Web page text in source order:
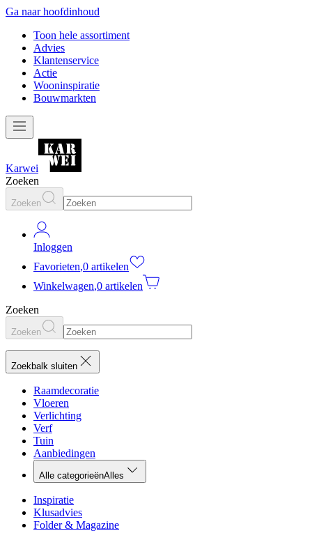
Ga naar hoofdinhoud
Toon hele assortiment
Advies
Klantenservice
Actie
Wooninspiratie
Bouwmarkten
Karwei
Zoeken
Zoeken
Inloggen
Favorieten,0 artikelen
Winkelwagen,0 artikelen
Zoeken
Zoeken
Zoekbalk sluiten
Raamdecoratie
Vloeren
Verlichting
Verf
Tuin
Aanbiedingen
Alle categorieënAlles
Inspiratie
Klusadvies
Folder & Magazine